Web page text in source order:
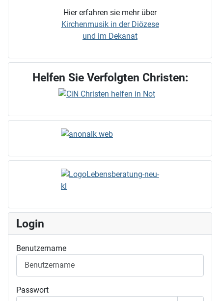
Hier erfahren sie mehr über
Kirchenmusik in der Diözese
und im Dekanat
Helfen Sie Verfolgten Christen:
Login
Benutzername
Passwort